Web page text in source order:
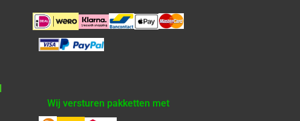
Wij versturen pakketten met